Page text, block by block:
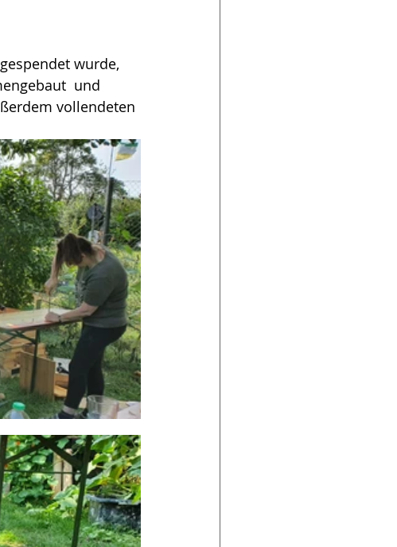
wurde,
und
vollendeten